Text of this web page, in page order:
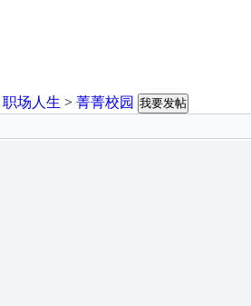
职场人生 > 菁菁校园 我要发帖